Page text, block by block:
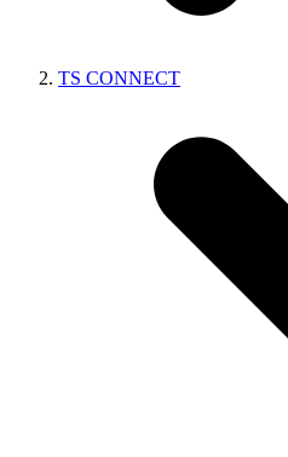
TS CONNECT